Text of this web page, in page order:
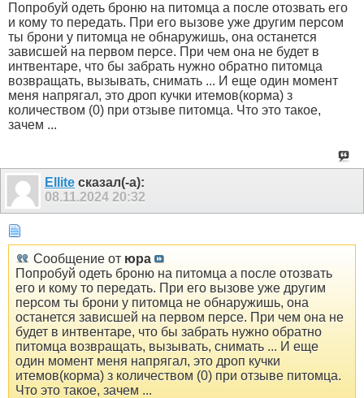
Попробуй одеть броню на питомца а после отозвать его
и кому то передать. При его вызове уже другим персом
ты брони у питомца не обнаружишь, она останется
зависшей на первом персе. При чем она не будет в
интвентаре, что бы забрать нужно обратно питомца
возвращать, вызывать, снимать ... И еще один момент
меня напрягал, это дроп кучки итемов(корма) з
количеством (0) при отзыве питомца. Что это такое,
зачем ...
Ellite сказал(-а):
08.11.2024 20:32
Сообщение от юра
Попробуй одеть броню на питомца а после отозвать
его и кому то передать. При его вызове уже другим
персом ты брони у питомца не обнаружишь, она
останется зависшей на первом персе. При чем она не
будет в интвентаре, что бы забрать нужно обратно
питомца возвращать, вызывать, снимать ... И еще
один момент меня напрягал, это дроп кучки
итемов(корма) з количеством (0) при отзыве питомца.
Что это такое, зачем ...